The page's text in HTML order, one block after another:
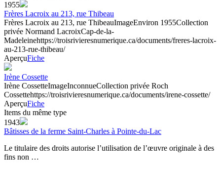
1955
Frères Lacroix au 213, rue Thibeau
Frères Lacroix au 213, rue ThibeauImageEnviron 1955Collection
privée Normand LacroixCap-de-la-
Madeleinehttps://troisrivieresnumerique.ca/documents/freres-lacroix-
au-213-rue-thibeau/
AperçuFiche
Irène Cossette
Irène CossetteImageInconnueCollection privée Roch
Cossettehttps://troisrivieresnumerique.ca/documents/irene-cossette/
AperçuFiche
Items du même type
1943
Bâtisses de la ferme Saint-Charles à Pointe-du-Lac
Le titulaire des droits autorise l’utilisation de l’œuvre originale à des
fins non …